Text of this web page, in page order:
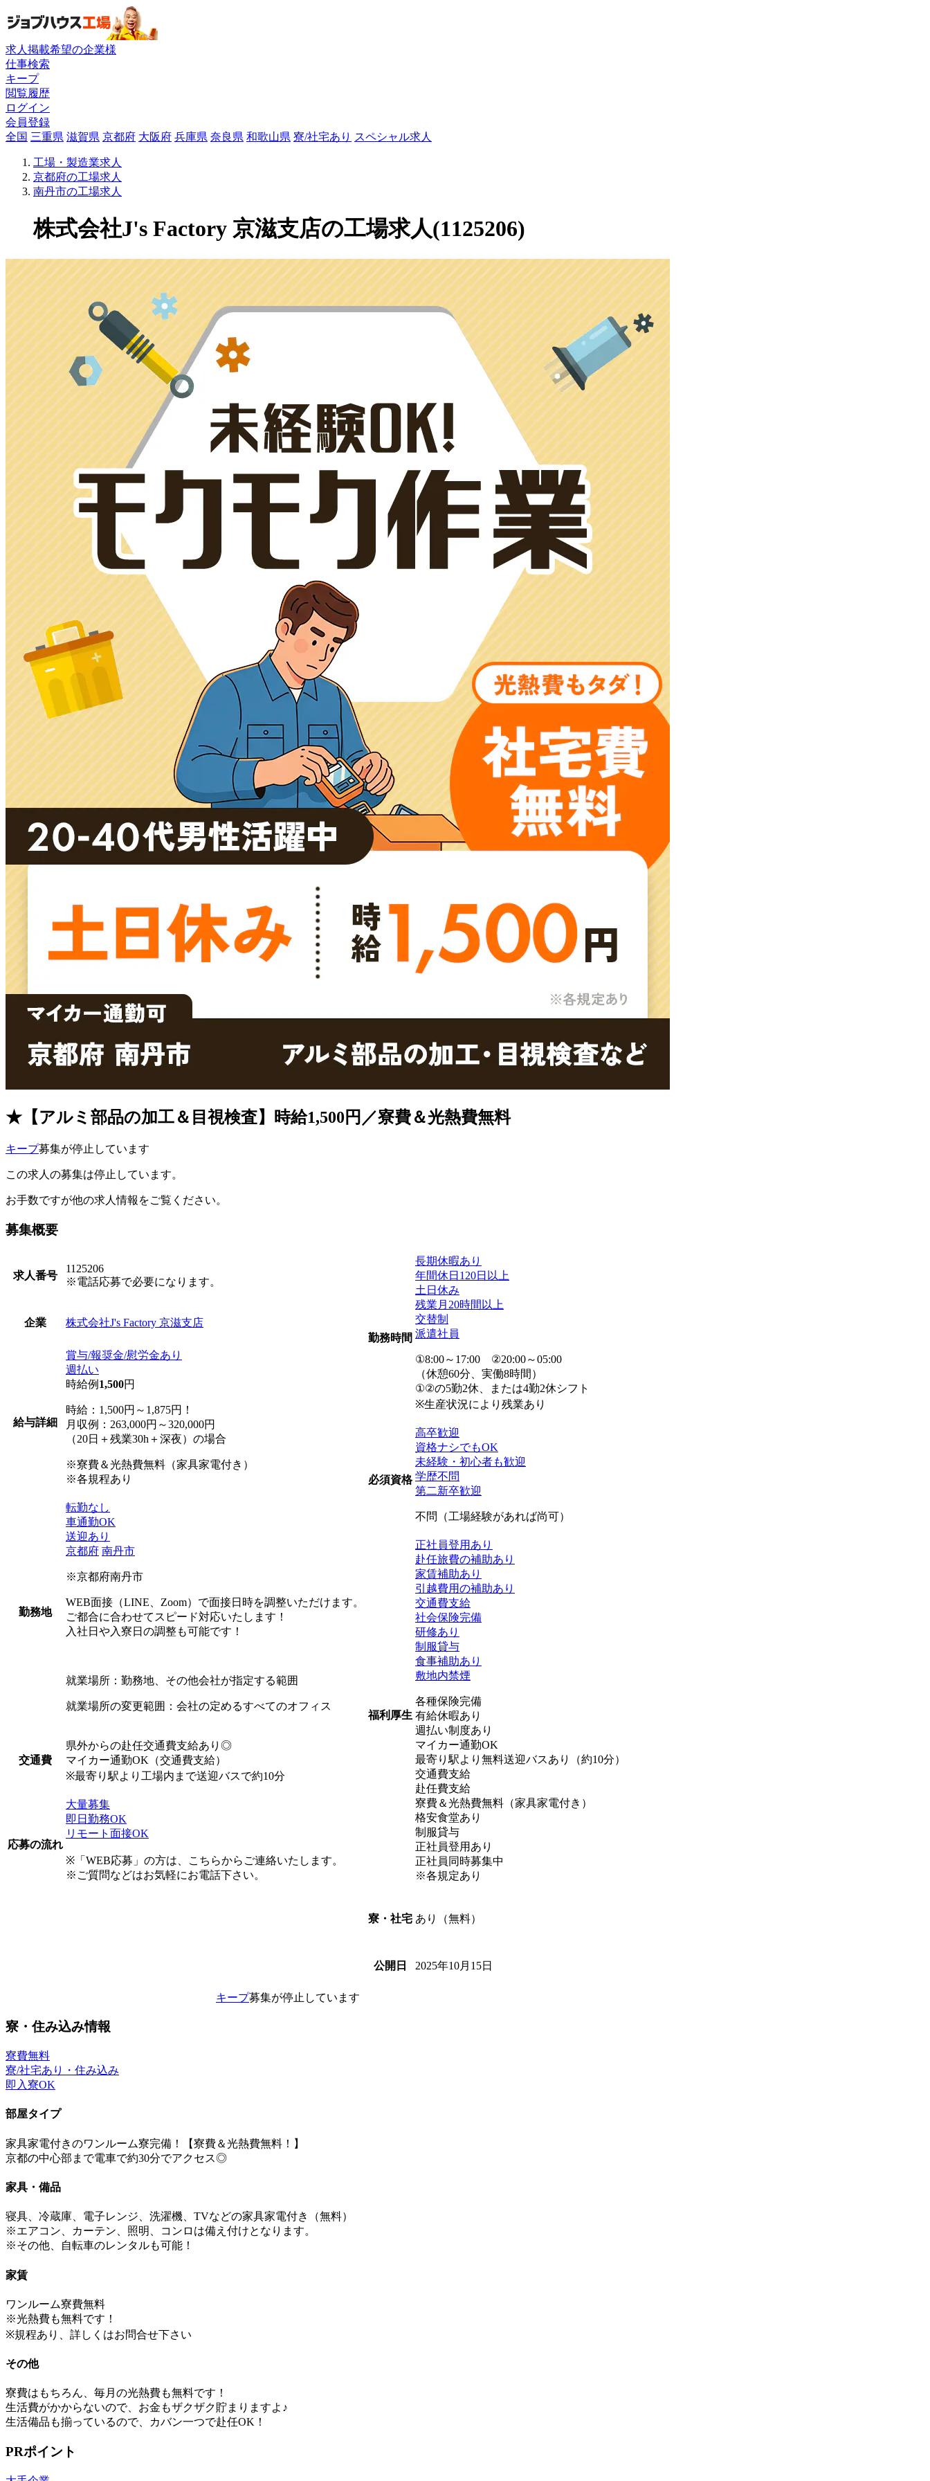
求人掲載希望の企業様
仕事検索
キープ
閲覧履歴
ログイン
会員登録
全国 三重県 滋賀県 京都府 大阪府 兵庫県 奈良県 和歌山県 寮/社宅あり スペシャル求人
工場・製造業求人
京都府の工場求人
南丹市の工場求人
株式会社J's Factory 京滋支店の工場求人(1125206)
★【アルミ部品の加工＆目視検査】時給1,500円／寮費＆光熱費無料
キープ募集が停止しています
この求人の募集は停止しています。
お手数ですが他の求人情報をご覧ください。
募集概要
求人番号
1125206
※電話応募で必要になります。
企業 株式会社J's Factory 京滋支店
給与詳細
賞与/報奨金/慰労金あり
週払い
時給例 1,500円
時給：1,500円～1,875円！
月収例：263,000円～320,000円
（20日＋残業30h＋深夜）の場合
※寮費＆光熱費無料（家具家電付き）
※各規程あり
勤務地
転勤なし
車通勤OK
送迎あり
京都府 南丹市
※京都府南丹市
WEB面接（LINE、Zoom）で面接日時を調整いただけます。
ご都合に合わせてスピード対応いたします！
入社日や入寮日の調整も可能です！
就業場所：勤務地、その他会社が指定する範囲
就業場所の変更範囲：会社の定めるすべてのオフィス
交通費
県外からの赴任交通費支給あり◎
マイカー通勤OK（交通費支給）
※最寄り駅より工場内まで送迎バスで約10分
応募の流れ
大量募集
即日勤務OK
リモート面接OK
※「WEB応募」の方は、こちらからご連絡いたします。
※ご質問などはお気軽にお電話下さい。
勤務時間
長期休暇あり
年間休日120日以上
土日休み
残業月20時間以上
交替制
派遣社員
①8:00～17:00 ②20:00～05:00
（休憩60分、実働8時間）
①②の5勤2休、または4勤2休シフト
※生産状況により残業あり
必須資格
高卒歓迎
資格ナシでもOK
未経験・初心者も歓迎
学歴不問
第二新卒歓迎
不問（工場経験があれば尚可）
福利厚生
正社員登用あり
赴任旅費の補助あり
家賃補助あり
引越費用の補助あり
交通費支給
社会保険完備
研修あり
制服貸与
食事補助あり
敷地内禁煙
各種保険完備
有給休暇あり
週払い制度あり
マイカー通勤OK
最寄り駅より無料送迎バスあり（約10分）
交通費支給
赴任費支給
寮費＆光熱費無料（家具家電付き）
格安食堂あり
制服貸与
正社員登用あり
正社員同時募集中
※各規定あり
寮・社宅 あり（無料）
公開日 2025年10月15日
キープ募集が停止しています
寮・住み込み情報
寮費無料
寮/社宅あり・住み込み
即入寮OK
部屋タイプ
家具家電付きのワンルーム寮完備！【寮費＆光熱費無料！】
京都の中心部まで電車で約30分でアクセス◎
家具・備品
寝具、冷蔵庫、電子レンジ、洗濯機、TVなどの家具家電付き（無料）
※エアコン、カーテン、照明、コンロは備え付けとなります。
※その他、自転車のレンタルも可能！
家賃
ワンルーム寮費無料
※光熱費も無料です！
※規程あり、詳しくはお問合せ下さい
その他
寮費はもちろん、毎月の光熱費も無料です！
生活費がかからないので、お金もザクザク貯まりますよ♪
生活備品も揃っているので、カバン一つで赴任OK！
PRポイント